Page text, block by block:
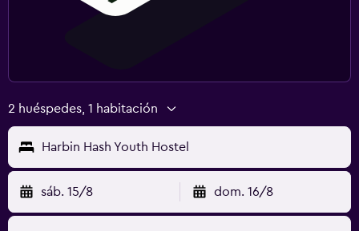
2 huéspedes, 1 habitación
Harbin Hash Youth Hostel
sáb. 15/8 dom. 16/8